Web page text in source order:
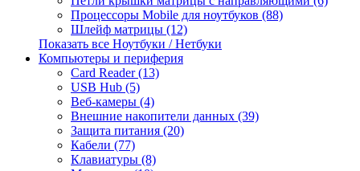
Процессоры Mobile для ноутбуков (88)
Шлейф матрицы (12)
Показать все Ноутбуки / Нетбуки
Компьютеры и периферия
Card Reader (13)
USB Hub (5)
Веб-камеры (4)
Внешние накопители данных (39)
Защита питания (20)
Кабели (77)
Клавиатуры (8)